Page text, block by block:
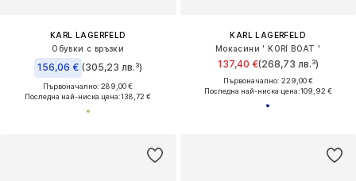
KARL LAGERFELD
Обувки с връзки
156,06 € (305,23 лв.³)
Първоначално: 289,00 €
Последна най-ниска цена:138,72 €
KARL LAGERFELD
Мокасини ' KORI BOAT '
137,40 €(268,73 лв.³)
Първоначално: 229,00 €
Последна най-ниска цена:109,92 €